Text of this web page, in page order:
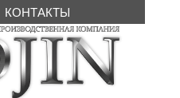
КОНТАКТЫ